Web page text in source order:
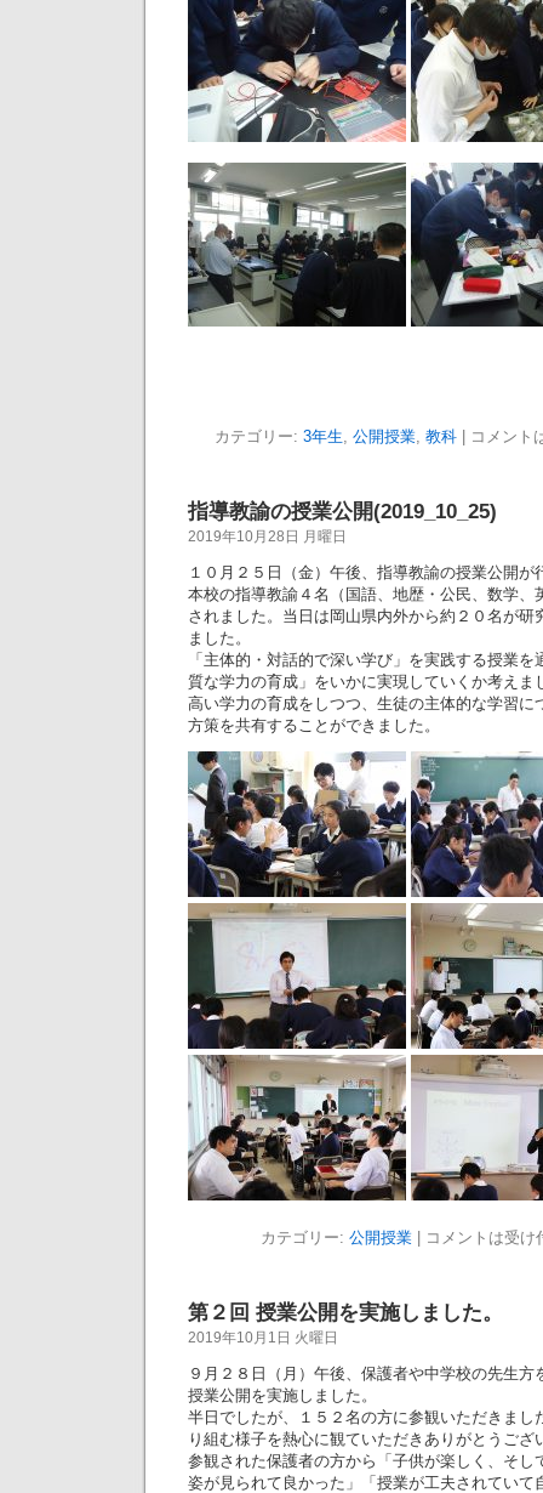
カテゴリー: 3年生, 公開授業, 教科 コメント
指導教諭の授業公開(2019_10_25)
2019年10月28日 月曜日
１０月２５日（金）午後、指導教諭の授業公開が
本校の指導教諭４名（国語、地歴・公民、数学、
されました。当日は岡山県内外から約２０名が研
ました。
「主体的・対話的で深い学び」を実践する授業
質な学力の育成」をいかに実現していくか考えま
高い学力の育成をしつつ、生徒の主体的な学習に
方策を共有することができました。
カテゴリー: 公開授業| コメントは受け
第２回 授業公開を実施しました。
2019年10月1日 火曜日
９月２８日（月）午後、保護者や中学校の先生
授業公開を実施しました。
半日でしたが、１５２名の方に参観いただきまし
り組む様子を熱心に観ていただきありがとうござ
参観された保護者の方から「子供が楽しく、そし
姿が見られて良かった」「授業が工夫されていて